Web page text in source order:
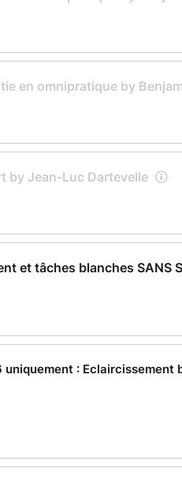
en omnipratique by
by Jean-Luc Dartevelle
et tâches blanches SANS
: Eclaircissement